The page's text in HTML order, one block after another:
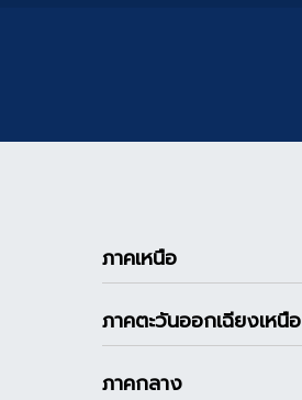
ภาคเหนือ
ภาคตะวันออกเฉียงเหนือ
ภาคกลาง